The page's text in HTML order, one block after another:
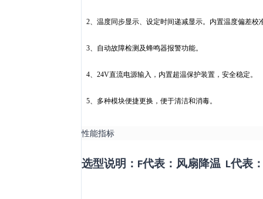
2、温度同步显示、设定时间递减显示。内置温度偏差校
3、自动故障检测及蜂鸣器报警功能。
4、 24V直流电源输入，内置超温保护装置，安全稳定。
5、多种模块便捷更换，便于清洁和消毒。
性能指标
选型说明： F代表：风扇降温 L代表